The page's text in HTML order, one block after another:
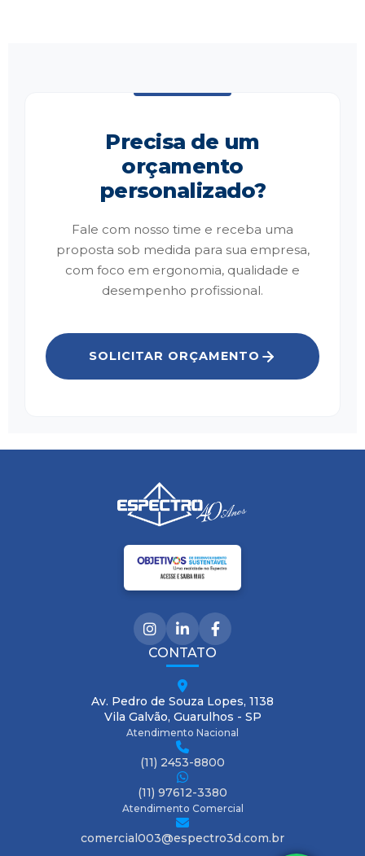
Precisa de um
orçamento
personalizado?
Fale com nosso time e receba uma
proposta sob medida para sua empresa,
com foco em ergonomia, qualidade e
desempenho profissional.
SOLICITAR ORÇAMENTO
CONTATO
Av. Pedro de Souza Lopes, 1138
Vila Galvão, Guarulhos - SP
Atendimento Nacional
(11) 2453-8800
(11) 97612-3380
Atendimento Comercial
comercial003@espectro3d.com.br